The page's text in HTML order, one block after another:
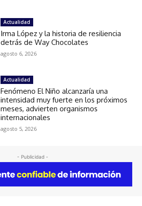
Actualidad
Irma López y la historia de resiliencia
detrás de Way Chocolates
agosto 6, 2026
Actualidad
Fenómeno El Niño alcanzaría una
intensidad muy fuerte en los próximos
meses, advierten organismos
internacionales
agosto 5, 2026
- Publicidad -